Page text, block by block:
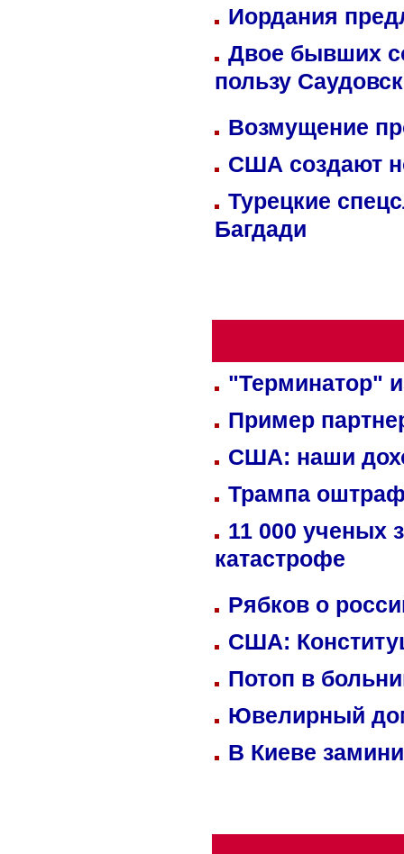
Иордания
Двое бывших
пользу
Возмущение
США создают
Турецкие
Багдади
"Терминатор"
Пример
США: наши
Трампа
11 000 ученых
катастрофе
Рябков о
США:
Потоп в
Ювелирный
В Киеве